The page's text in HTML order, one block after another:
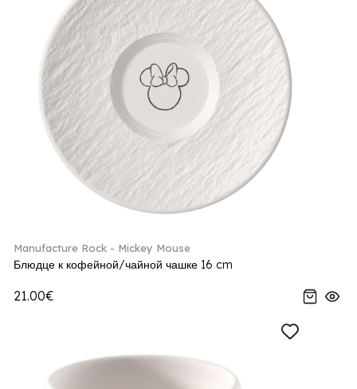
Manufacture Rock - Mickey Mouse
Блюдце к кофейной/чайной чашке 16 cm
21.00€